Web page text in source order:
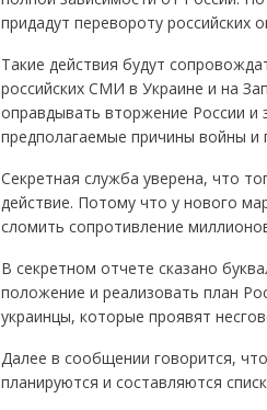
придадут перевороту российских
Такие действия будут
российских СМИ в Украине и на
оправдывать вторжение России и
предполагаемые причины войны и
Секретная служба уверена, что
действие. Потому что у нового
сломить сопротивление
В секретном отчете сказано
положение и реализовать план
украинцы, которые проявят
Далее в сообщении говорится,
планируются и составляются